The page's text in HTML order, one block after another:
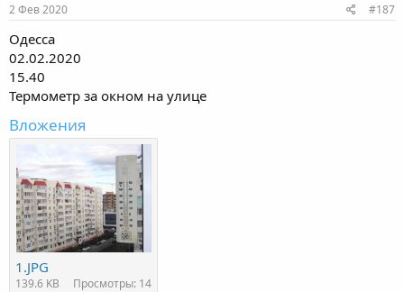
2 Фев 2020 #187
Одесса
02.02.2020
15.40
Термометр за окном на улице
Вложения
1.JPG
139.6 KB Просмотры: 14